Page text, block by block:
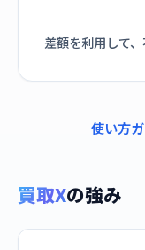
差額を利用して
使い方
買取Xの強み